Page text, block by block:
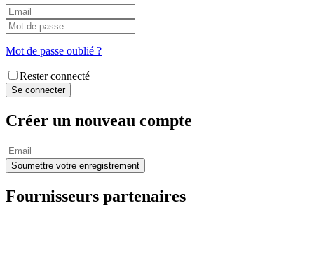
Mot de passe oublié ?
Rester connecté
Créer un nouveau compte
Fournisseurs partenaires